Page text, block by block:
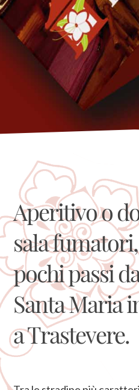
Aperitivo o
sala
pochi passi
Santa Maria
a Trastevere.